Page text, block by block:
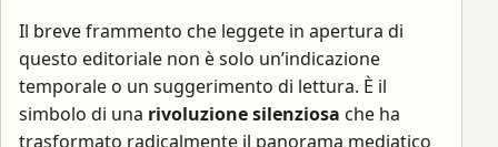
Il breve frammento che leggete in apertura di
questo editoriale non è solo un’indicazione
temporale o un suggerimento di lettura. È il
simbolo di una rivoluzione silenziosa che ha
trasformato radicalmente il panorama mediatico